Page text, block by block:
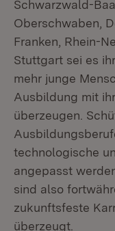
Schwarzwald-
Oberschwaben,
Franken, Rhein-
Stuttgart sei es
mehr junge
Ausbildung mit
überzeugen.
technologische
angepasst
sind also
zukunftsfeste
überzeugt.